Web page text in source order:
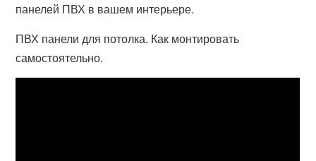
панелей ПВХ в вашем интерьере.
ПВХ панели для потолка. Как монтировать
самостоятельно.